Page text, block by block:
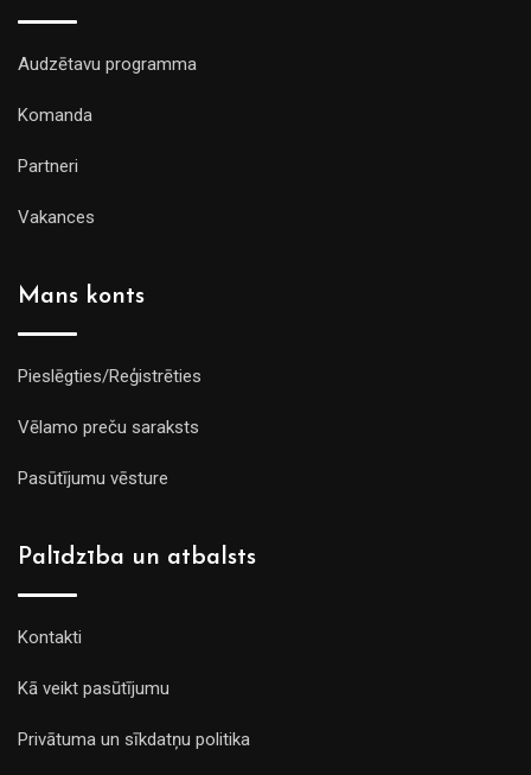
Audzētavu programma
Komanda
Partneri
Vakances
Mans konts
Pieslēgties/Reģistrēties
Vēlamo preču saraksts
Pasūtījumu vēsture
Palīdzība un atbalsts
Kontakti
Kā veikt pasūtījumu
Privātuma un sīkdatņu politika